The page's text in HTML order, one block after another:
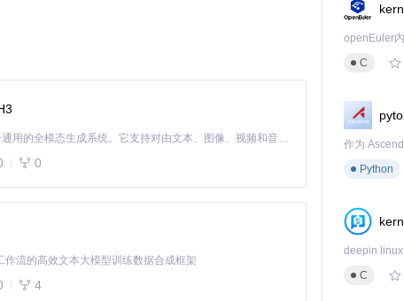
架。
松构建出专业级别的Web应用。赶快尝试一下，让我
MiniMax H3 是一个通用的全模态生成系统。它支持对由文本、图像、视频和音频组成的多模态上下文进行统一理解，并能生成分辨率高达 2K、时长可达 15 秒的带原生立体声音频的视频。得益于面向任务泛化的系统设计，H3 在预训练阶段就已具备广泛的多模态上下文理解与生成能力，能够出色地执行复杂的多模态指令。
0
作流的高效文本大模型训练数据合成框架
4
C
Python
deepin linux
C